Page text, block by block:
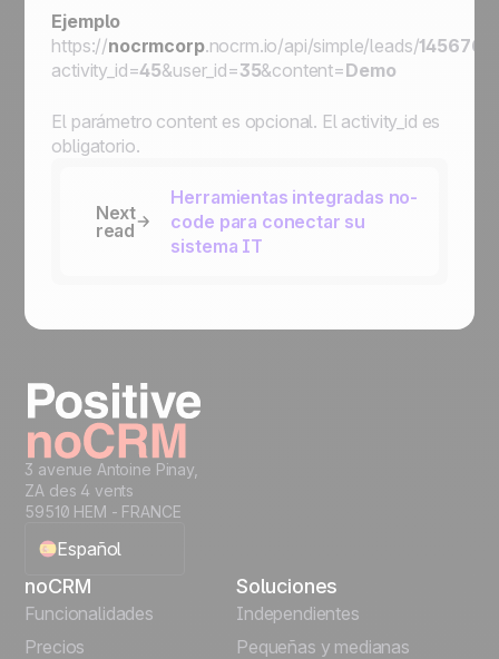
Ejemplo
https://nocrmcorp.nocrm.io/api/simple/leads/145676
activity_id=45&user_id=35&content=Demo
El parámetro content es opcional. El activity_id es
obligatorio.
Next
read
Herramientas integradas no-
code para conectar su
sistema IT
3 avenue Antoine Pinay,
ZA des 4 vents
59510 HEM - FRANCE
Español
English
noCRM
Funcionalidades
Precios
Soluciones
Independientes
Pequeñas y medianas